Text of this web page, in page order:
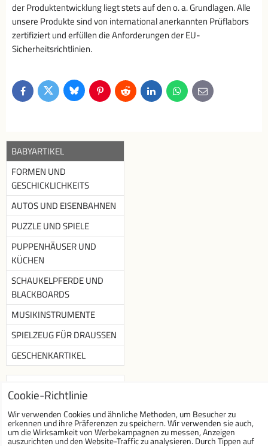
der Produktentwicklung liegt stets auf den o. a. Grundlagen. Alle
unsere Produkte sind von international anerkannten Prüflabors
zertifiziert und erfüllen die Anforderungen der EU-
Sicherheitsrichtlinien.
FacebookTwitterBlueskyPinterestReddit LinkedInWhatsApp
E-
mail
BABYARTIKEL
FORMEN UND
GESCHICKLICHKEITS
AUTOS UND EISENBAHNEN
PUZZLE UND SPIELE
PUPPENHÄUSER UND
KÜCHEN
SCHAUKELPFERDE UND
BLACKBOARDS
MUSIKINSTRUMENTE
SPIELZEUG FÜR DRAUSSEN
GESCHENKARTIKEL
Newsletter
Newsletter abonnieren :
Cookie-Richtlinie
Wir verwenden Cookies und ähnliche Methoden, um Besucher zu
erkennen und ihre Präferenzen zu speichern. Wir verwenden sie auch,
um die Wirksamkeit von Werbekampagnen zu messen, Anzeigen
auszurichten und den Website-Traffic zu analysieren. Durch Tippen auf